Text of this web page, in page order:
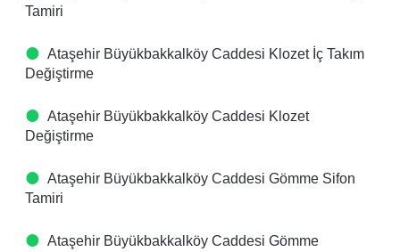
Tamiri
Ataşehir Büyükbakkalköy Caddesi Klozet İç Takım
Değiştirme
Ataşehir Büyükbakkalköy Caddesi Klozet
Değiştirme
Ataşehir Büyükbakkalköy Caddesi Gömme Sifon
Tamiri
Ataşehir Büyükbakkalköy Caddesi Gömme